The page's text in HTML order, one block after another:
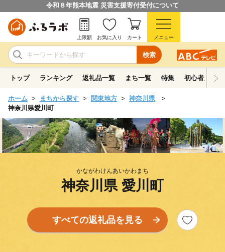
令和８年熊本地震 災害支援寄付受付について
検索
上限額 お気に入り カート メニュー
トップ ランキング 返礼品一覧 まち一覧 特集 初心者ガイド
ホーム まちから探す 関東地方
神奈川県
神奈川県愛川町
かながわけんあいかわまち
神奈川県 愛川町
すべての返礼品を見る